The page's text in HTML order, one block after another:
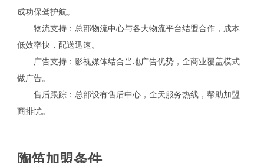
成功保驾护航。
物流支持：总部物流中心与各大物流平台结盟合作，成本
低效率快，配送迅速。
广告支持：影视媒体结合当地广告优势，全商业覆盖模式
做广告。
售后跟踪：总部设有售后中心，全天服务热线，帮助加盟
商排忧。
陶笛加盟条件